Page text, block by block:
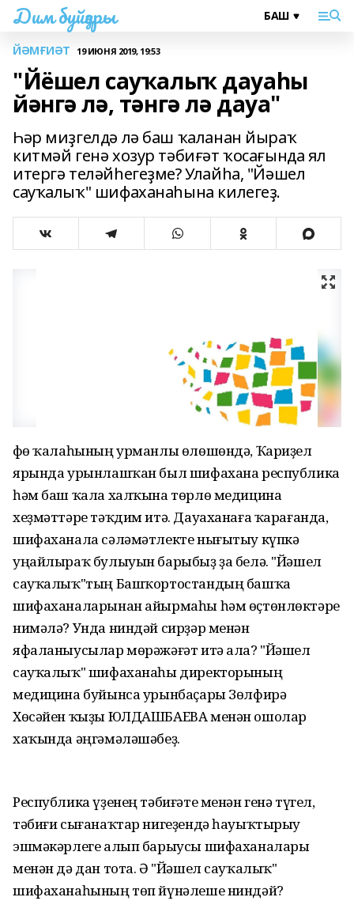
Дим буйҙары
ЙӘМҒИӘТ 19 ИЮНЯ 2019, 19:53
"Йёшел сауҡалыҡ дауаһы
йәнгә лә, тәнгә лә дауа"
Һәр миҙгелдә лә баш ҡаланан йыраҡ
китмәй генә хозур тәбиғәт ҡосағында ял
итергә теләйһегеҙме? Улайһа, "Йәшел
сауҡалыҡ" шифаханаһына килегеҙ.
Өфө ҡалаһының урманлы өлөшөндә, Ҡариҙел
ярында урынлашҡан был шифахана республика
һәм баш ҡала халҡына төрлө медицина
хеҙмәттәре тәҡдим итә. Дауаханаға ҡарағанда,
шифаханала сәләмәтлекте нығытыу күпкә
уңайлыраҡ булыуын барыбыҙ ҙа белә. "Йәшел
сауҡалыҡ"тың Башҡортостандың башҡа
шифаханаларынан айырмаһы һәм өҫтөнлөктәре
нимәлә? Унда ниндәй сирҙәр менән
яфаланыусылар мөрәжәғәт итә ала? "Йәшел
сауҡалыҡ" шифаханаһы директорының
медицина буйынса урынбаҫары Зөлфирә
Хөсәйен ҡыҙы ЮЛДАШБАЕВА менән ошолар
хаҡында әңгәмәләшәбеҙ.
Республика үҙенең тәбиғәте менән генә түгел,
тәбиғи сығанаҡтар нигеҙендә һауыҡтырыу
эшмәкәрлеге алып барыусы шифаханалары
менән дә дан тота. Ә "Йәшел сауҡалыҡ"
шифаханаһының төп йүнәлеше ниндәй?